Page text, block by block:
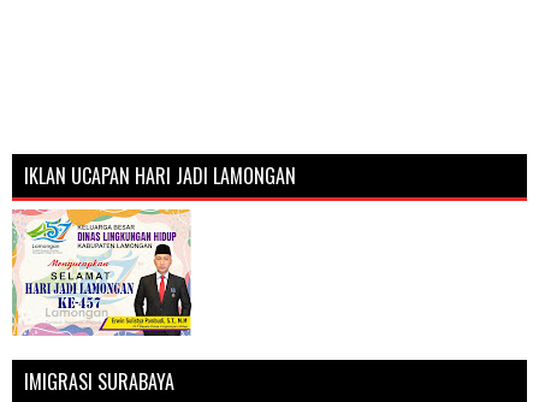
IKLAN UCAPAN HARI JADI LAMONGAN
IMIGRASI SURABAYA